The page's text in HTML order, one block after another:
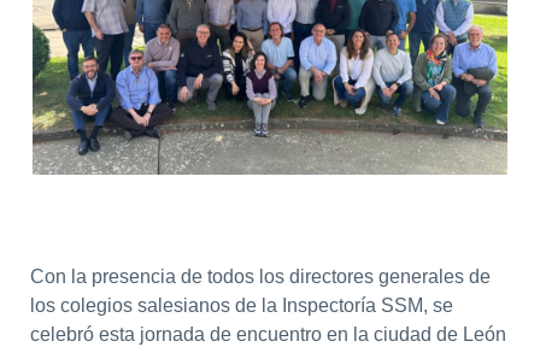
Con la presencia de todos los directores generales de
los colegios salesianos de la Inspectoría SSM, se
celebró esta jornada de encuentro en la ciudad de León